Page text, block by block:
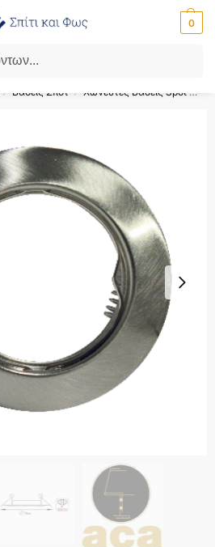
0
με τον κωδικό ‘SPRING’!
/ Βάσεις Σποτ / Χωνευτές Βάσεις Spot GU10 - MR16